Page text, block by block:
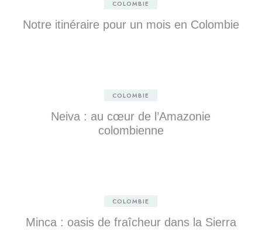
COLOMBIE
Notre itinéraire pour un mois en Colombie
COLOMBIE
Neiva : au cœur de l’Amazonie
colombienne
COLOMBIE
Minca : oasis de fraîcheur dans la Sierra